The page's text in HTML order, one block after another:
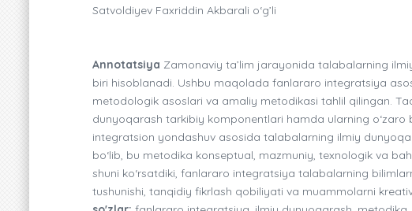
Satvoldiyev Faxriddin Akbarali o‘g’li
Annotatsiya Zamonaviy ta’lim jarayonida talabalarning
biri hisoblanadi. Ushbu maqolada fanlararo integratsiya
metodologik asoslari va amaliy metodikasi tahlil qilingan.
dunyoqarash tarkibiy komponentlari hamda ularning
integratsion yondashuv asosida talabalarning ilmiy
bo‘lib, bu metodika konseptual, mazmuniy, texnologik va
shuni ko‘rsatdiki, fanlararo integratsiya talabalarning
tushunishi, tanqidiy fikrlash qobiliyati va muammolarni